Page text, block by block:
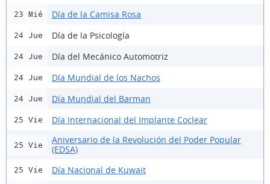
23 Mié Día de la Camisa Rosa
24 Jue Día de la Psicología
24 Jue Día del Mecánico Automotriz
24 Jue Día Mundial de los Nachos
24 Jue Día Mundial del Barman
25 Vie Día Internacional del Implante Coclear
25 Vie
Aniversario de la Revolución del Poder Popular
(EDSA)
25 Vie Día Nacional de Kuwait